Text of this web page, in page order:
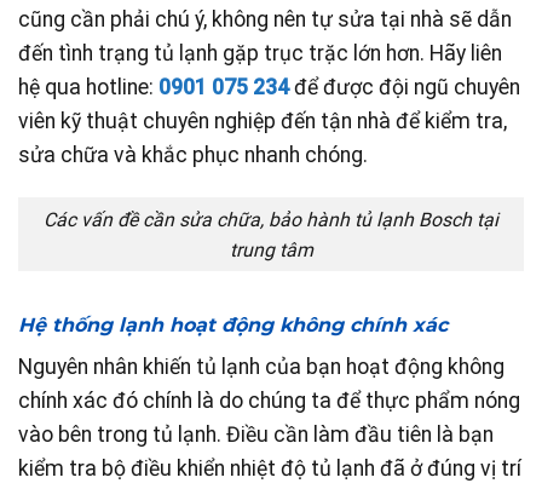
cũng cần phải chú ý, không nên tự sửa tại nhà sẽ dẫn
đến tình trạng tủ lạnh gặp trục trặc lớn hơn. Hãy liên
hệ qua hotline: 0901 075 234 để được đội ngũ chuyên
viên kỹ thuật chuyên nghiệp đến tận nhà để kiểm tra,
sửa chữa và khắc phục nhanh chóng.
Các vấn đề cần sửa chữa, bảo hành tủ lạnh Bosch tại
trung tâm
Hệ thống lạnh hoạt động không chính xác
Nguyên nhân khiến tủ lạnh của bạn hoạt động không
chính xác đó chính là do chúng ta để thực phẩm nóng
vào bên trong tủ lạnh. Điều cần làm đầu tiên là bạn
kiểm tra bộ điều khiển nhiệt độ tủ lạnh đã ở đúng vị trí